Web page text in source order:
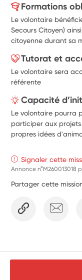
Formations
Le volontaire
Secours Citoyen)
citoyenne durant sa
Tutorat et
Le volontaire sera
référente
Capacité
Le volontaire pourra
participer aux
propres idées
Signaler cette
Annonce n°M260013018
Partager cette